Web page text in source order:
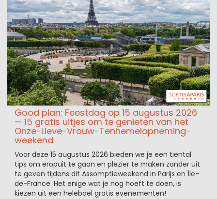
Good plan: Feestdag op 15 augustus 2026
— 15 gratis uitjes om te genieten van het
Onze-Lieve-Vrouw-Tenhemelopneming-
weekend
Voor deze 15 augustus 2026 bieden we je een tiental
tips om eropuit te gaan en plezier te maken zonder uit
te geven tijdens dit Assomptieweekend in Parijs en Île-
de-France. Het enige wat je nog hoeft te doen, is
kiezen uit een heleboel gratis evenementen!